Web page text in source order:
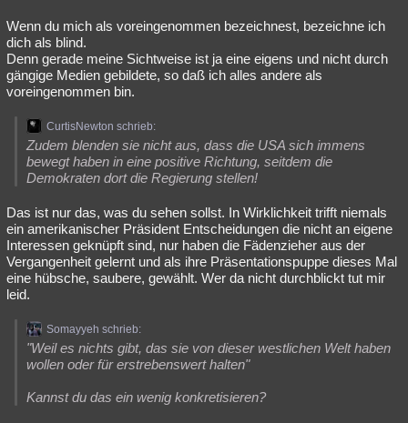
Wenn du mich als voreingenommen bezeichnest, bezeichne ich
dich als blind.
Denn gerade meine Sichtweise ist ja eine eigens und nicht durch
gängige Medien gebildete, so daß ich alles andere als
voreingenommen bin.
CurtisNewton schrieb:
Zudem blenden sie nicht aus, dass die USA sich immens
bewegt haben in eine positive Richtung, seitdem die
Demokraten dort die Regierung stellen!
Das ist nur das, was du sehen sollst. In Wirklichkeit trifft niemals
ein amerikanischer Präsident Entscheidungen die nicht an eigene
Interessen geknüpft sind, nur haben die Fädenzieher aus der
Vergangenheit gelernt und als ihre Präsentationspuppe dieses Mal
eine hübsche, saubere, gewählt. Wer da nicht durchblickt tut mir
leid.
Somayyeh schrieb:
"Weil es nichts gibt, das sie von dieser westlichen Welt haben
wollen oder für erstrebenswert halten"
Kannst du das ein wenig konkretisieren?